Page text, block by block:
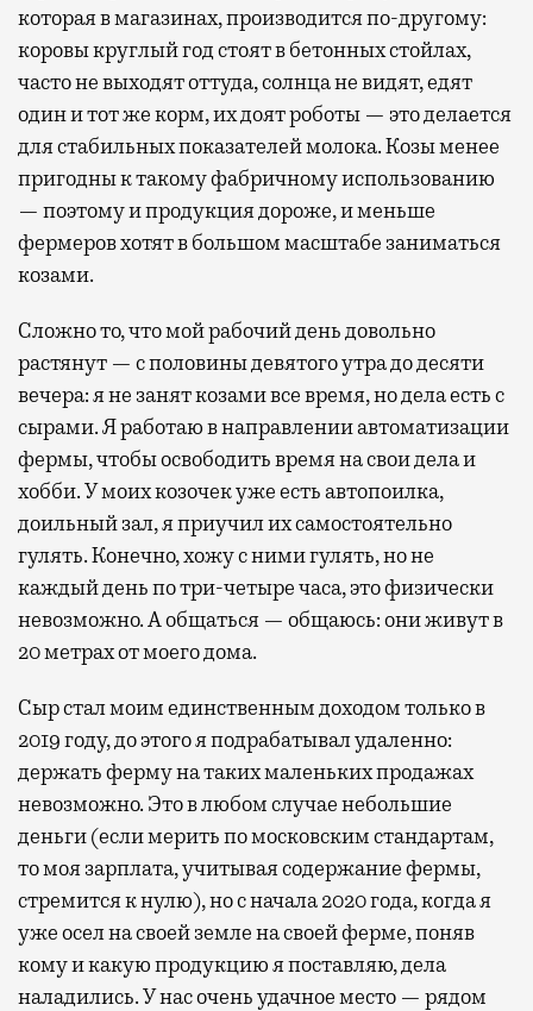
которая в магазинах, производится по-другому:
коровы круглый год стоят в бетонных стойлах,
часто не выходят оттуда, солнца не видят, едят
один и тот же корм, их доят роботы — это делается
для стабильных показателей молока. Козы менее
пригодны к такому фабричному использованию
— поэтому и продукция дороже, и меньше
фермеров хотят в большом масштабе заниматься
козами.
Сложно то, что мой рабочий день довольно
растянут — с половины девятого утра до десяти
вечера: я не занят козами все время, но дела есть с
сырами. Я работаю в направлении автоматизации
фермы, чтобы освободить время на свои дела и
хобби. У моих козочек уже есть автопоилка,
доильный зал, я приучил их самостоятельно
гулять. Конечно, хожу с ними гулять, но не
каждый день по три-четыре часа, это физически
невозможно. А общаться — общаюсь: они живут в
20 метрах от моего дома.
Сыр стал моим единственным доходом только в
2019 году, до этого я подрабатывал удаленно:
держать ферму на таких маленьких продажах
невозможно. Это в любом случае небольшие
деньги (если мерить по московским стандартам,
то моя зарплата, учитывая содержание фермы,
стремится к нулю), но с начала 2020 года, когда я
уже осел на своей земле на своей ферме, поняв
кому и какую продукцию я поставляю, дела
наладились. У нас очень удачное место — рядом